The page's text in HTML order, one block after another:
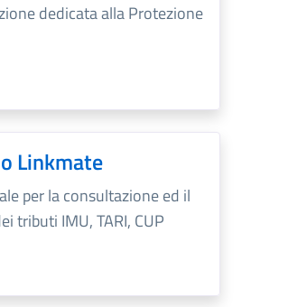
dedicata alla Protezione
Linkmate
per la consultazione ed il
tributi IMU, TARI, CUP